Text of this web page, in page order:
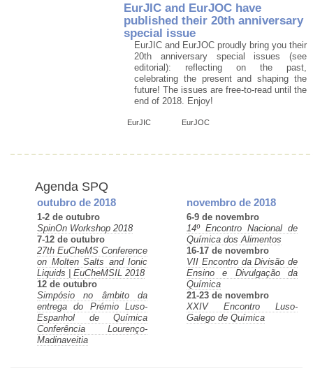
EurJIC and EurJOC have
published their 20th anniversary
special issue
EurJIC and EurJOC proudly bring you their
20th anniversary special issues (see
editorial): reflecting on the past,
celebrating the present and shaping the
future! The issues are free-to-read until the
end of 2018. Enjoy!
EurJIC EurJOC
Agenda SPQ
outubro de 2018
1-2 de outubro
SpinOn Workshop 2018
7-12 de outubro
27th EuCheMS Conference
on Molten Salts and Ionic
Liquids | EuCheMSIL 2018
12 de outubro
Simpósio no âmbito da
entrega do Prémio Luso-
Espanhol de Química
Conferência Lourenço-
Madinaveitia
novembro de 2018
6-9 de novembro
14º Encontro Nacional de
Química dos Alimentos
16-17 de novembro
VII Encontro da Divisão de
Ensino e Divulgação da
Química
21-23 de novembro
XXIV Encontro Luso-
Galego de Química